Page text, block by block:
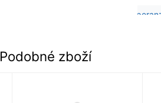
Podobné zboží